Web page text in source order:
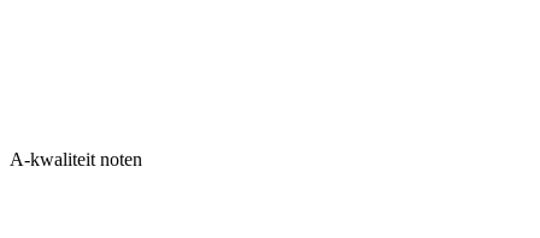
A-kwaliteit noten